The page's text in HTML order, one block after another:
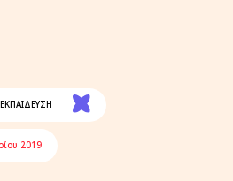
ΕΚΠΑΙΔΕΥΣΗ
2019